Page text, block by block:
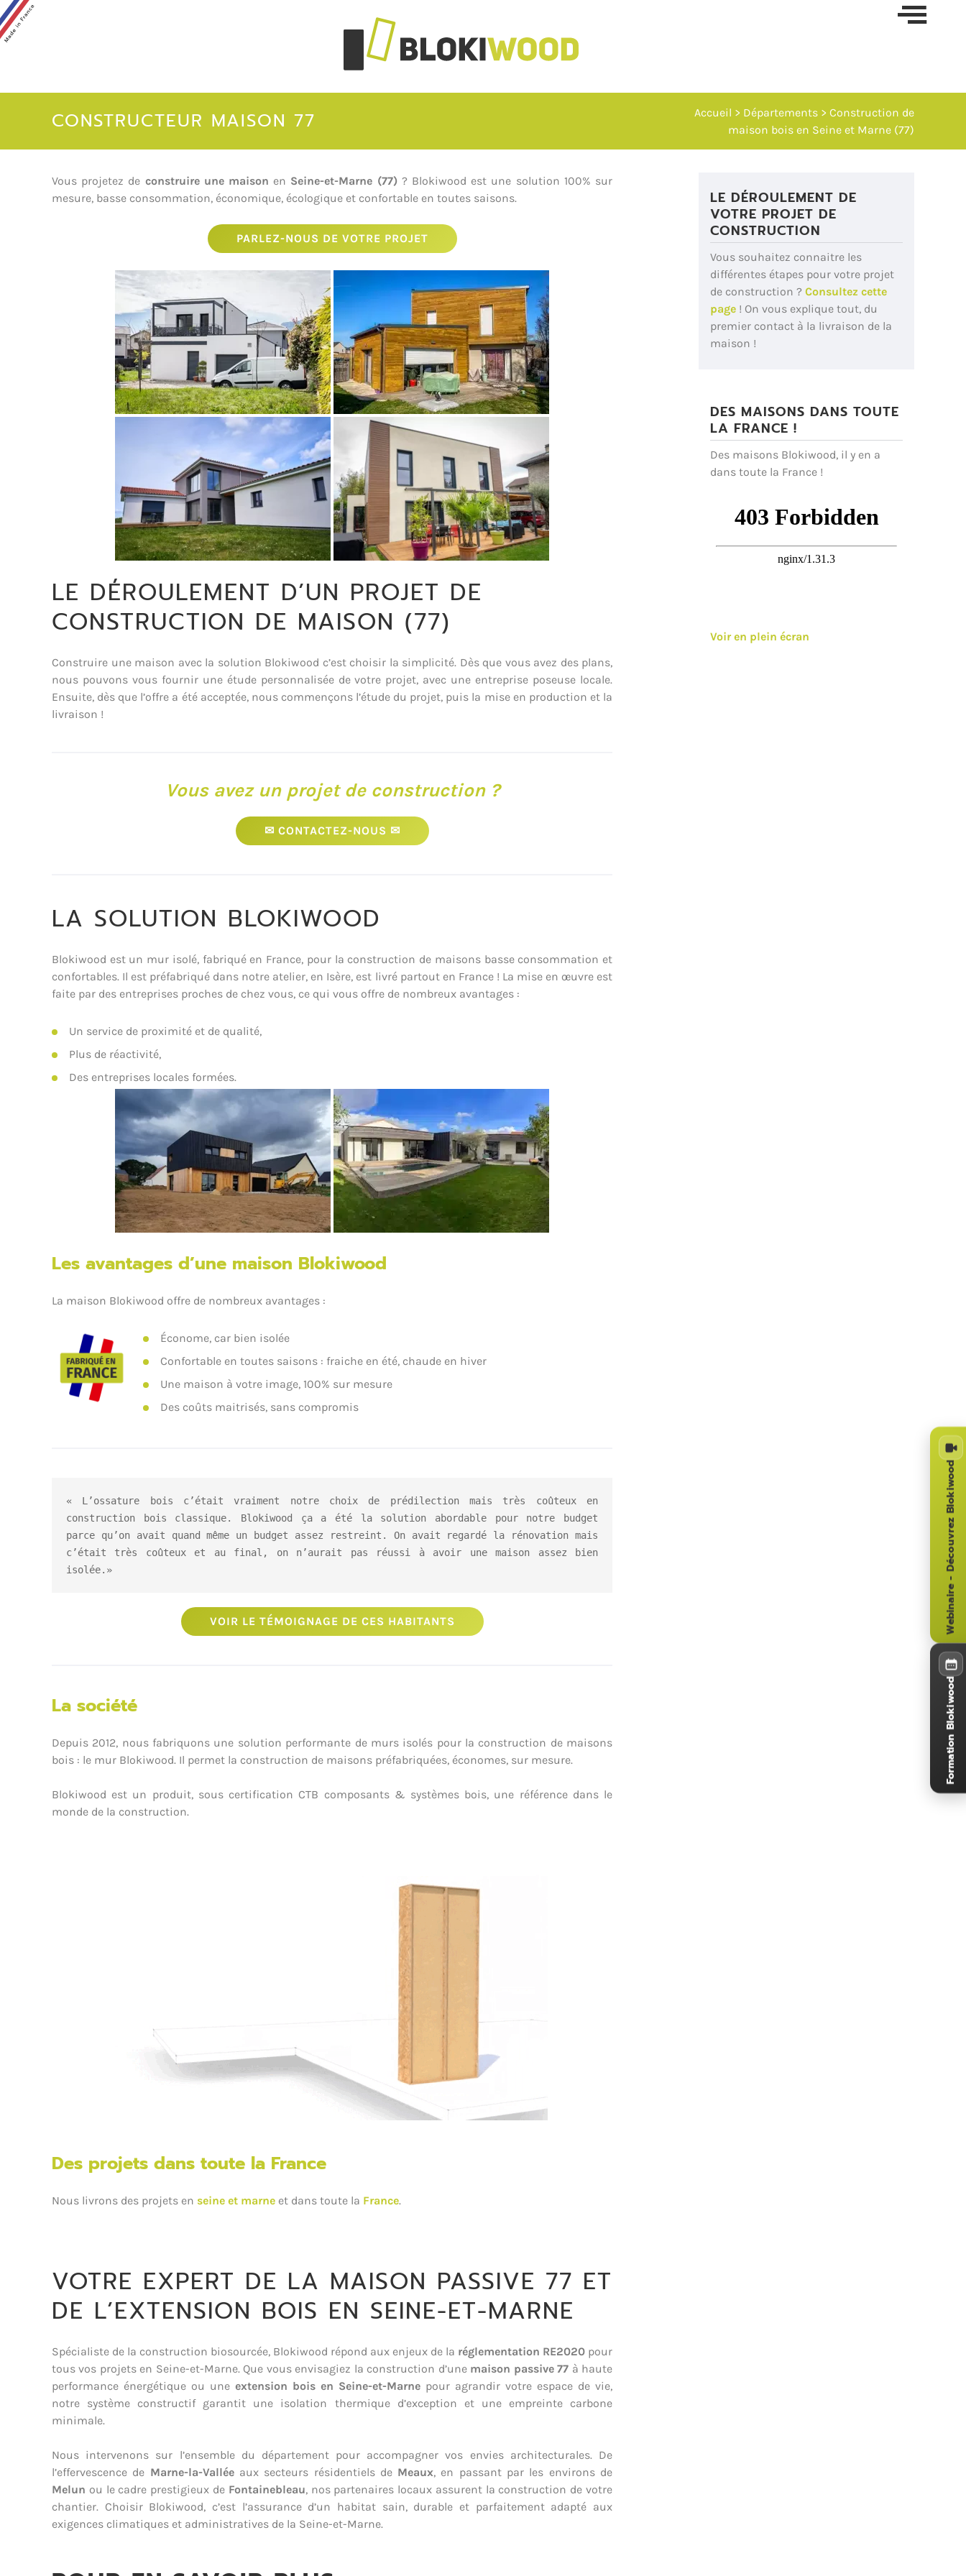
Webinaire - Découvrez Blokiwood
Formation Blokiwood
CONSTRUCTEUR MAISON 77 Accueil > Départements > Construction de
maison bois en Seine et Marne (77)
Vous projetez de construire une maison en Seine-et-Marne (77)? Blokiwood est une solution 100% sur
mesure, basse consommation, économique, écologique et confortable en toutes saisons.
PARLEZ-NOUS DE VOTRE PROJET
LE DÉROULEMENT D’UN PROJET DE
CONSTRUCTION DE MAISON (77)
Construire une maison avec la solution Blokiwood c’est choisir la simplicité. Dès que vous avez des plans,
nous pouvons vous fournir une étude personnalisée de votre projet, avec une entreprise poseuse locale.
Ensuite, dès que l’offre a été acceptée, nous commençons l’étude du projet, puis la mise en production et la
livraison !
Vous avez un projet de construction ?
✉ CONTACTEZ-NOUS ✉
LA SOLUTION BLOKIWOOD
Blokiwood est un mur isolé, fabriqué en France, pour la construction de maisons basse consommation et
confortables. Il est préfabriqué dans notre atelier, en Isère, est livré partout en France ! La mise en œuvre est
faite par des entreprises proches de chez vous, ce qui vous offre de nombreux avantages :
Un service de proximité et de qualité,
Plus de réactivité,
Des entreprises locales formées.
Les avantages d’une maison Blokiwood
La maison Blokiwood offre de nombreux avantages :
Économe, car bien isolée
Confortable en toutes saisons : fraiche en été, chaude en hiver
Une maison à votre image, 100% sur mesure
Des coûts maitrisés, sans compromis
« L’ossature bois c’était vraiment notre choix de prédilection mais très coûteux en
construction bois classique. Blokiwood ça a été la solution abordable pour notre budget
parce qu’on avait quand même un budget assez restreint. On avait regardé la rénovation mais
c’était très coûteux et au final, on n’aurait pas réussi à avoir une maison assez bien
isolée.»
VOIR LE TÉMOIGNAGE DE CES HABITANTS
La société
Depuis 2012, nous fabriquons une solution performante de murs isolés pour la construction de maisons
bois : le mur Blokiwood. Il permet la construction de maisons préfabriquées, économes, sur mesure.
Blokiwood est un produit, sous certification CTB composants & systèmes bois, une référence dans le
monde de la construction.
Des projets dans toute la France
Nous livrons des projets en seine et marne et dans toute la France.
VOTRE EXPERT DE LA MAISON PASSIVE 77 ET
DE L’EXTENSION BOIS EN SEINE-ET-MARNE
Spécialiste de la construction biosourcée, Blokiwood répond aux enjeux de la réglementation RE2020 pour
tous vos projets en Seine-et-Marne. Que vous envisagiez la construction d’une maison passive 77 à haute
performance énergétique ou une extension bois en Seine-et-Marne pour agrandir votre espace de vie,
notre système constructif garantit une isolation thermique d’exception et une empreinte carbone
minimale.
Nous intervenons sur l’ensemble du département pour accompagner vos envies architecturales. De
l’effervescence de Marne-la-Valléeaux secteurs résidentiels de Meaux, en passant par les environs de
Melun ou le cadre prestigieux de Fontainebleau, nos partenaires locaux assurent la construction de votre
chantier. Choisir Blokiwood, c’est l’assurance d’un habitat sain, durable et parfaitement adapté aux
exigences climatiques et administratives de la Seine-et-Marne.
LE DÉROULEMENT DE
VOTRE PROJET DE
CONSTRUCTION
Vous souhaitez connaitre les
différentes étapes pour votre projet
de construction ? Consultez cette
page ! On vous explique tout, du
premier contact à la livraison de la
maison !
DES MAISONS DANS TOUTE
LA FRANCE !
Des maisons Blokiwood, il y en a
dans toute la France !
Voir en plein écran